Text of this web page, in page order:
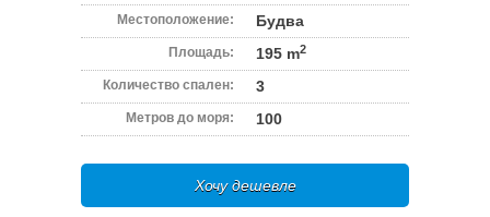
Местоположение: Будва
Площадь: 195 m2
Количество спален: 3
Метров до моря: 100
Хочу дешевле